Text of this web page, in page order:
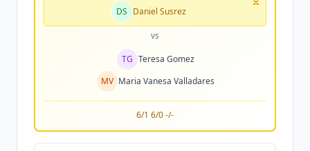
DS Daniel Susrez
vs
TG Teresa Gomez
MV Maria Vanesa Valladares
6/1 6/0 -/-